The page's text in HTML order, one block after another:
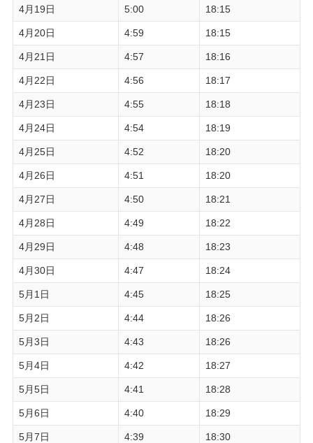
4月19日 5:00 18:15
4月20日 4:59 18:15
4月21日 4:57 18:16
4月22日 4:56 18:17
4月23日 4:55 18:18
4月24日 4:54 18:19
4月25日 4:52 18:20
4月26日 4:51 18:20
4月27日 4:50 18:21
4月28日 4:49 18:22
4月29日 4:48 18:23
4月30日 4:47 18:24
5月1日 4:45 18:25
5月2日 4:44 18:26
5月3日 4:43 18:26
5月4日 4:42 18:27
5月5日 4:41 18:28
5月6日 4:40 18:29
5月7日 4:39 18:30